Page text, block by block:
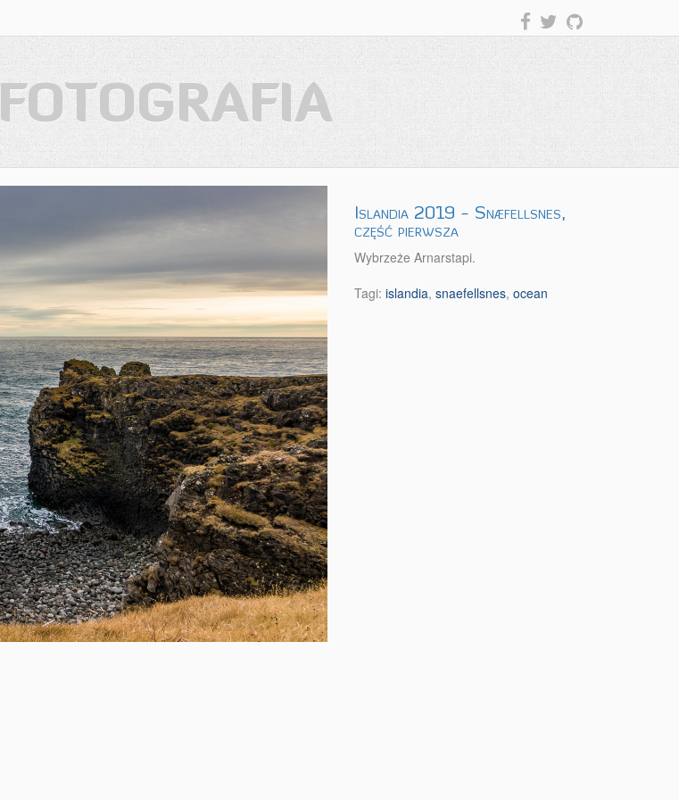
FOTOGRAFIA
Islandia 2019 - Snæfellsnes,
część pierwsza
Wybrzeże Arnarstapi.
Tagi: islandia, snaefellsnes, ocean